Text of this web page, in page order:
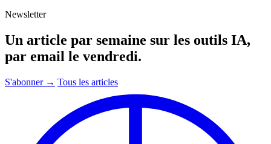
Newsletter
Un article par semaine sur les outils IA,
par email le vendredi.
S'abonner → Tous les articles